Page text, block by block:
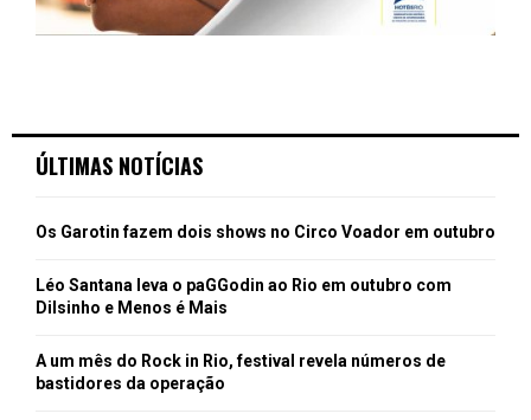
ÚLTIMAS NOTÍCIAS
Os Garotin fazem dois shows no Circo Voador em outubro
Léo Santana leva o paGGodin ao Rio em outubro com
Dilsinho e Menos é Mais
A um mês do Rock in Rio, festival revela números de
bastidores da operação